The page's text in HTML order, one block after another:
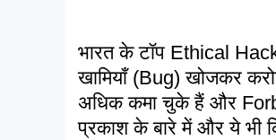
भारत के टॉप Ethical
खामियाँ (Bug) खोजकर
अधिक कमा चुके हैं और
प्रकाश के बारे में और ये भी